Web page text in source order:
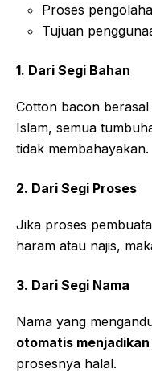
Proses
Tujuan
1. Dari Segi Bahan
Cotton bacon
Islam, semua
tidak membahayakan.
2. Dari Segi Proses
Jika proses
haram atau najis,
3. Dari Segi Nama
Nama yang
otomatis
prosesnya halal.